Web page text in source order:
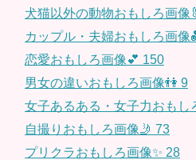
犬猫以外の動物おもしろ画像
カップル・夫婦おもしろ画像
恋愛おもしろ画像💕 150
男女の違いおもしろ画像👫 9
女子あるある・女子力おもし
自撮りおもしろ画像🤳 73
プリクラおもしろ画像✨ 28